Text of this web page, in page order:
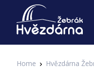
Home Hvězdárna